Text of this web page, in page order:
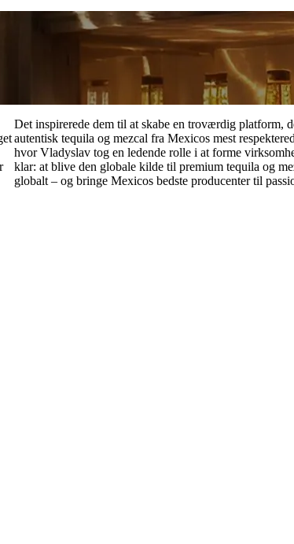
Det inspirerede dem til at skabe en troværdig platform,
autentisk tequila og mezcal fra Mexicos mest
hvor Vladyslav tog en ledende rolle i at forme
klar: at blive den globale kilde til premium tequila og
globalt – og bringe Mexicos bedste producenter til